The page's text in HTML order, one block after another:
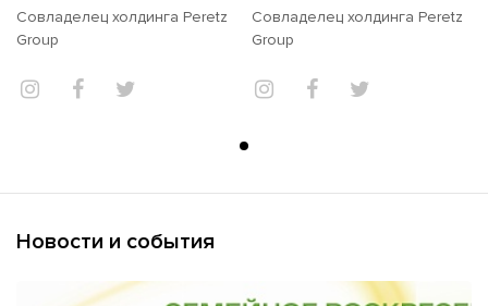
Совладелец холдинга Peretz
Group
Совладелец холдинга Peretz
Group
Новости и события